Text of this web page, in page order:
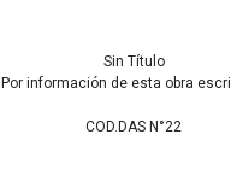
Sin Título
Por información de esta obra
COD.DAS N°22